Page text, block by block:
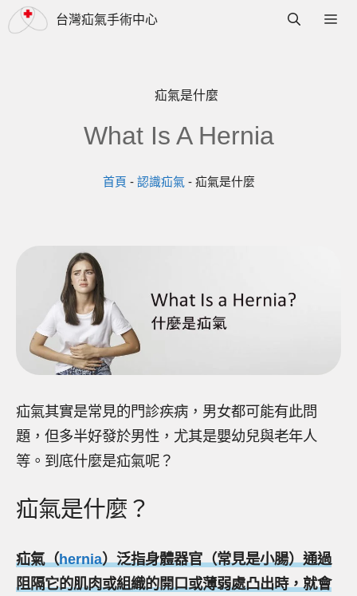
跳
至
台灣疝氣手術中心 選
疝氣是什麼
What Is A Hernia
首頁 - 認識疝氣 - 疝氣是什麼
疝氣其實是常見的門診疾病，男女都可能有此問
題，但多半好發於男性，尤其是嬰幼兒與老年人
等。到底什麼是疝氣呢？
疝氣是什麼？
疝氣（hernia）泛指身體器官（常見是小腸）通過
阻隔它的肌肉或組織的開口或薄弱處凸出時，就會